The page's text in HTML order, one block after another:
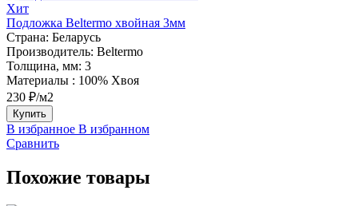
Хит
Подложка Beltermo хвойная 3мм
Страна: Беларусь
Производитель: Beltermo
Толщина, мм: 3
Материалы : 100% Хвоя
230 ₽/м2
Купить
В избранное В избранном
Сравнить
Похожие товары